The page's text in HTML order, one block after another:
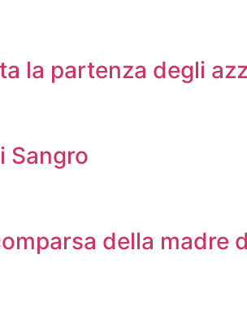
la partenza degli
Sangro
della madre